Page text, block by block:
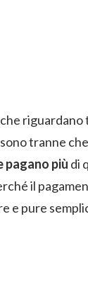
tranne
pagano più di
il
e pure